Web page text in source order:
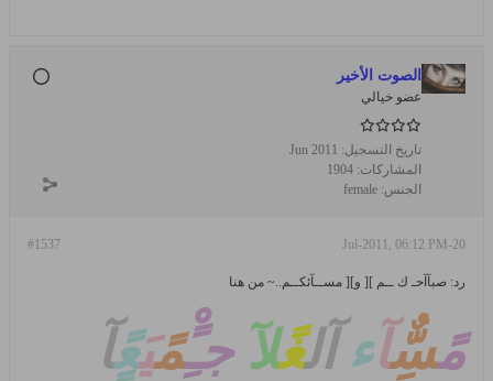
الصوت الأخير
عضو خيالي
تاريخ التسجيل: Jun 2011
المشاركات: 1904
الجنس: female
#1537 20-Jul-2011, 06:12 PM
رد: صبآآحـ ك ــم ][ و][ مســآئكــم..~ من هنا
مًسٌِِّآءآلغًلآ جـًِْمًيَعًٍآ